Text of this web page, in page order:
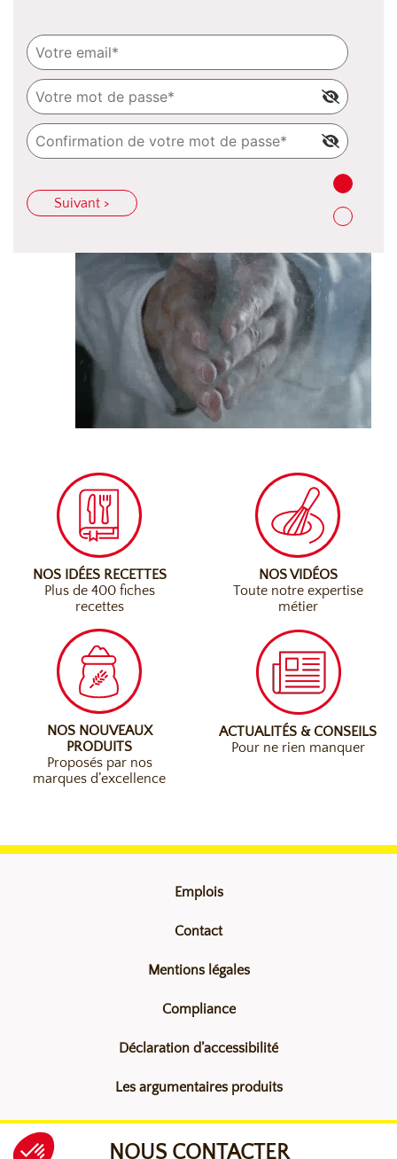
NOUS CONTACTER
Suivant >
NOS IDÉES RECETTES
Plus de 400 fiches
recettes
NOS VIDÉOS
Toute notre expertise
métier
NOS NOUVEAUX
PRODUITS
Proposés par nos
marques d’excellence
ACTUALITÉS & CONSEILS
Pour ne rien manquer
Emplois
Contact
Mentions légales
Compliance
Déclaration d’accessibilité
Les argumentaires produits